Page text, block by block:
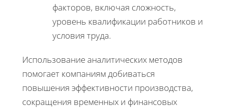
факторов, включая сложность,
уровень квалификации работников и
условия труда.
Использование аналитических методов
помогает компаниям добиваться
повышения эффективности производства,
сокращения временных и финансовых